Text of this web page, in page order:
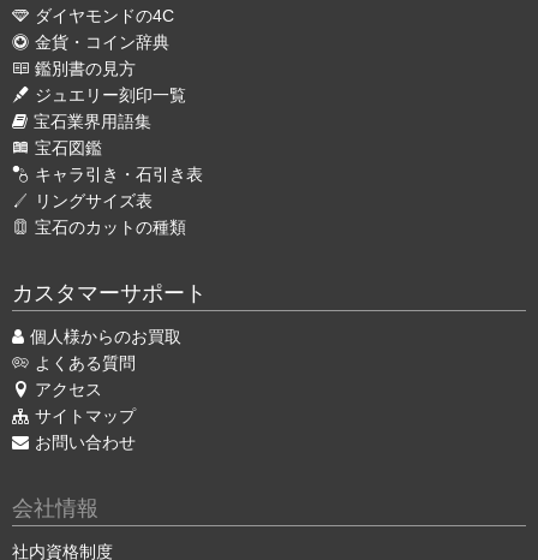
ダイヤモンドの4C
金貨・コイン辞典
鑑別書の見方
ジュエリー刻印一覧
宝石業界用語集
宝石図鑑
キャラ引き・石引き表
リングサイズ表
宝石のカットの種類
カスタマーサポート
個人様からのお買取
よくある質問
アクセス
サイトマップ
お問い合わせ
会社情報
社内資格制度